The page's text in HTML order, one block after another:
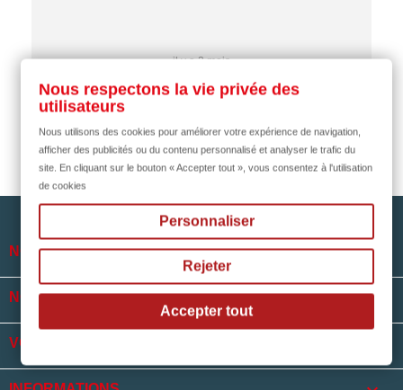
il y a 2 mois
NOTRE SOCIÉTÉ 
NOS HORAIRES 
VOTRE COMPTE
Nous respectons la vie privée des
utilisateurs
Nous utilisons des cookies pour améliorer votre expérience de navigation,
afficher des publicités ou du contenu personnalisé et analyser le trafic du
site. En cliquant sur le bouton « Accepter tout », vous consentez à l'utilisation
de cookies
Personnaliser
Rejeter
Accepter tout